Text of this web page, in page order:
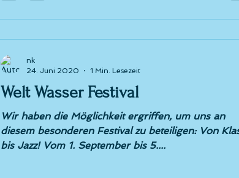
Welt Wasser Festival
Wir haben die Möglichkeit ergriffen, um uns an
diesem besonderen Festival zu beteiligen: Von
bis Jazz! Vom 1. September bis 5....
nk
24. Juni 2020
1 Min. Lesezeit